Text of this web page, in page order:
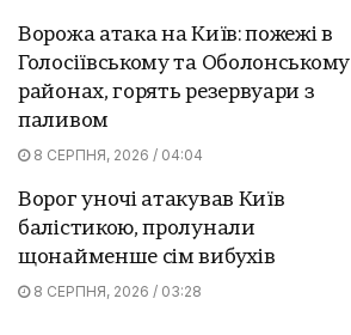
Ворожа атака на Київ: пожежі в
Голосіївському та Оболонському
районах, горять резервуари з
паливом
8 СЕРПНЯ, 2026 / 04:04
Ворог уночі атакував Київ
балістикою, пролунали
щонайменше сім вибухів
8 СЕРПНЯ, 2026 / 03:28